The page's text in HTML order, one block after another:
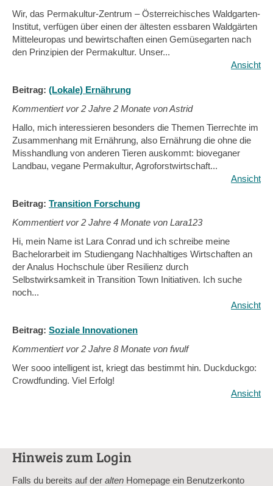
Wir, das Permakultur-Zentrum – Österreichisches Waldgarten-
Institut, verfügen über einen der ältesten essbaren Waldgärten
Mitteleuropas und bewirtschaften einen Gemüsegarten nach
den Prinzipien der Permakultur. Unser...
Ansicht
Beitrag: (Lokale) Ernährung
Kommentiert vor2 Jahre 2 Monate von Astrid
Hallo, mich interessieren besonders die Themen Tierrechte im
Zusammenhang mit Ernährung, also Ernährung die ohne die
Misshandlung von anderen Tieren auskommt: bioveganer
Landbau, vegane Permakultur, Agroforstwirtschaft...
Ansicht
Beitrag: Transition Forschung
Kommentiert vor2 Jahre 4 Monate von Lara123
Hi, mein Name ist Lara Conrad und ich schreibe meine
Bachelorarbeit im Studiengang Nachhaltiges Wirtschaften an
der Analus Hochschule über Resilienz durch
Selbstwirksamkeit in Transition Town Initiativen. Ich suche
noch...
Ansicht
Beitrag: Soziale Innovationen
Kommentiert vor2 Jahre 8 Monate von fwulf
Wer sooo intelligent ist, kriegt das bestimmt hin. Duckduckgo:
Crowdfunding. Viel Erfolg!
Ansicht
Hinweis zum Login
Falls du bereits auf der alten Homepage ein Benutzerkonto